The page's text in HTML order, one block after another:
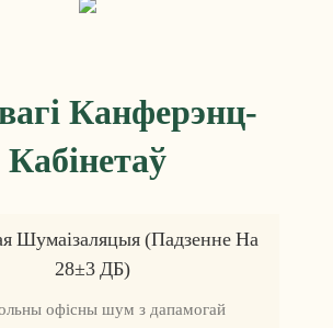
Канферэнц-
Кабінетаў
Шумаізаляцыя (падзенне На
28±3 ДБ)
офісны шум з дапамогай